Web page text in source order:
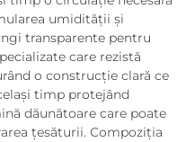
umidității și
transparente pentru
care rezistă
o construcție clară ce
timp protejând
dăunătoare care poate
țesăturii. Compoziția